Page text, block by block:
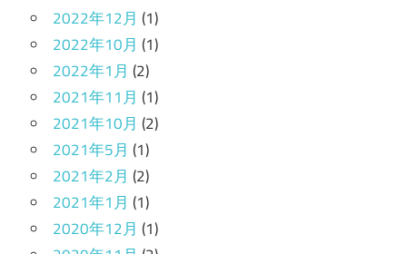
2022年12月 (1)
2022年10月 (1)
2022年1月 (2)
2021年11月 (1)
2021年10月 (2)
2021年5月 (1)
2021年2月 (2)
2021年1月 (1)
2020年12月 (1)